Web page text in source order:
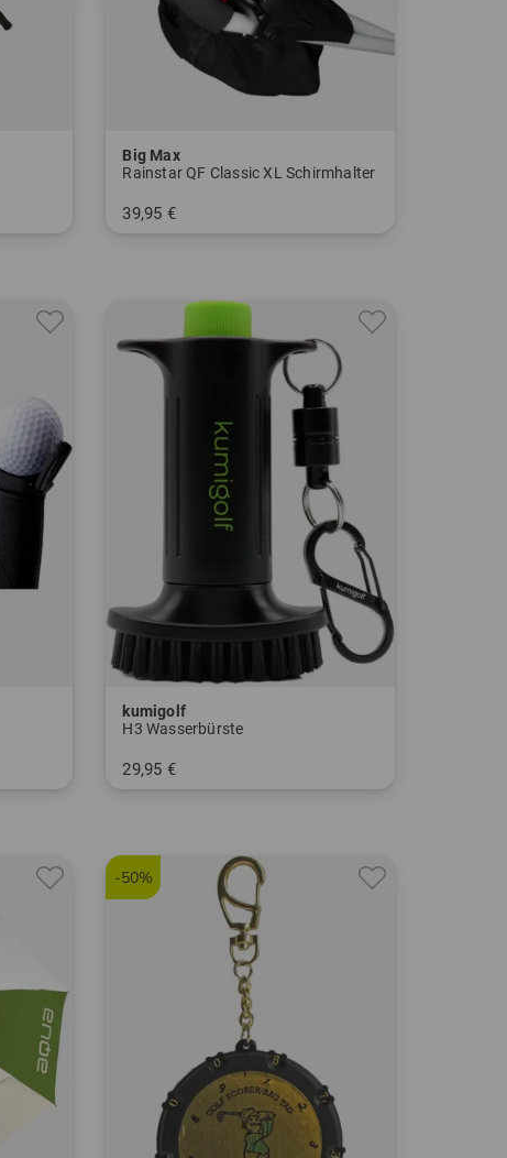
Big Max
Rainstar QF Classic XL Schirmhalter
39,95 €
kumigolf
H3 Wasserbürste
29,95 €
-50%